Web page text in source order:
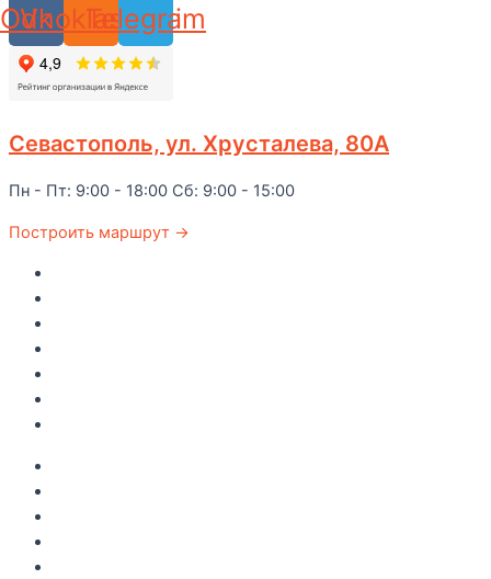
Vk
Odnoklassniki
Telegram
Севастополь, ул. Хрусталева, 80А
Пн - Пт: 9:00 - 18:00 Сб: 9:00 - 15:00
Построить маршрут →